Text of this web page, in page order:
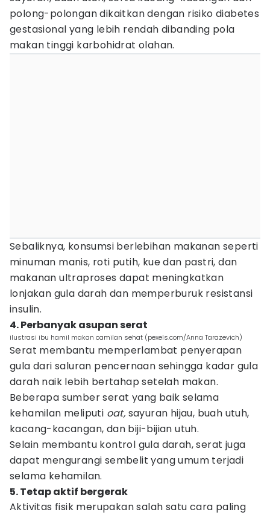
polong-polongan dikaitkan dengan risiko diabetes
gestasional yang lebih rendah dibanding pola
makan tinggi karbohidrat olahan.
Sebaliknya, konsumsi berlebihan makanan seperti
minuman manis, roti putih, kue dan pastri, dan
makanan ultraproses dapat meningkatkan
lonjakan gula darah dan memperburuk resistansi
insulin.
4. Perbanyak asupan serat
ilustrasi ibu hamil makan camilan sehat (pexels.com/Anna Tarazevich)
Serat membantu memperlambat penyerapan
gula dari saluran pencernaan sehingga kadar gula
darah naik lebih bertahap setelah makan.
Beberapa sumber serat yang baik selama
kehamilan meliputi oat, sayuran hijau, buah utuh,
kacang-kacangan, dan biji-bijian utuh.
Selain membantu kontrol gula darah, serat juga
dapat mengurangi sembelit yang umum terjadi
selama kehamilan.
5. Tetap aktif bergerak
Aktivitas fisik merupakan salah satu cara paling